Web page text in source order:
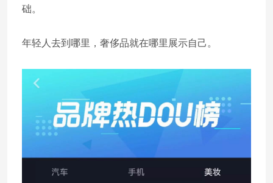
础。
年轻人去到哪里，奢侈品就在哪里展示自己。